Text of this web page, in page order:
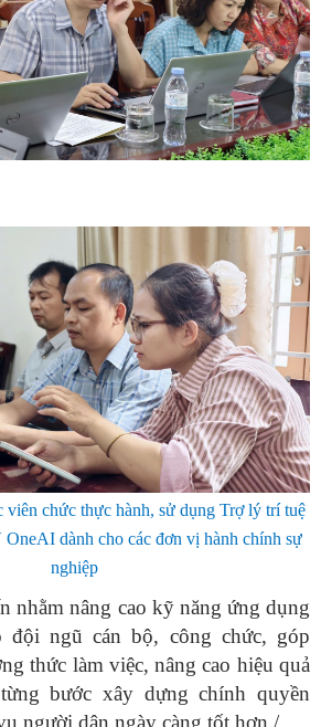
viên chức thực hành, sử dụng Trợ lý trí tuệ
dành cho các đơn vị hành chính sự
nghiệp
nhằm nâng cao kỹ năng ứng dụng
đội ngũ cán bộ, công chức, góp
thức làm việc, nâng cao hiệu quả
bước xây dựng chính quyền
người dân ngày càng tốt hơn./.